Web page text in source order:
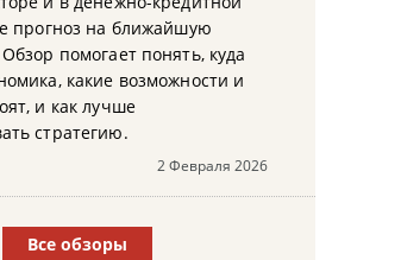
прогноз на ближайшую
помогает понять, куда
какие возможности и
и как лучше
стратегию.
2 Февраля 2026
Все обзоры